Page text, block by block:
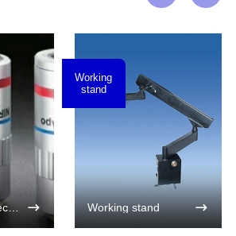
Microscope objective Working stand
Working
stand